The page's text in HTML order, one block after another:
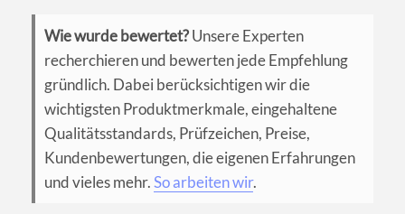
Wie wurde bewertet?Unsere Experten
recherchieren und bewerten jede Empfehlung
gründlich. Dabei berücksichtigen wir die
wichtigsten Produktmerkmale, eingehaltene
Qualitätsstandards, Prüfzeichen, Preise,
Kundenbewertungen, die eigenen Erfahrungen
und vieles mehr.So arbeiten wir.